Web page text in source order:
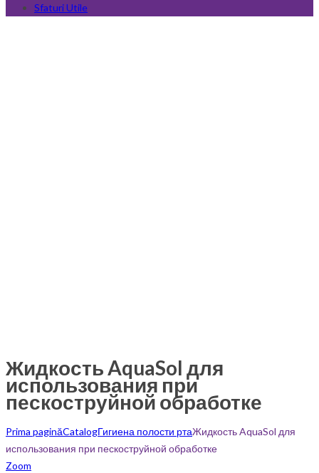
Sfaturi Utile
Жидкость AquaSol для
использования при
пескоструйной обработке
Prima paginăCatalogГигиена полости ртаЖидкость AquaSol для
использования при пескоструйной обработке
Zoom